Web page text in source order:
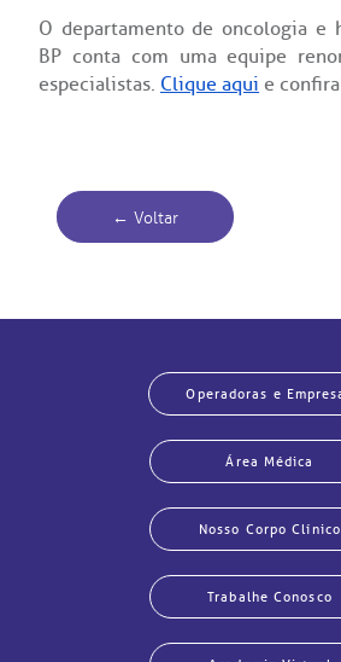
O departamento de oncologia e
BP conta com uma equipe
especialistas. Clique aqui e
← Voltar
Operadoras e
Área Médica
Nosso Corpo Clínico
Trabalhe Conosco